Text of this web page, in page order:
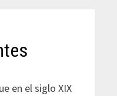
en el siglo XIX